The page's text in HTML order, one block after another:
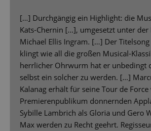
[…] Durchgängig ein Highlight: die
Kats-Chernin […], umgesetzt unter der
Michael Ellis Ingram. […] Der Titelsong
klingt wie all die großen Musical-
herrlicher Ohrwurm hat er unbedingt
selbst ein solcher zu werden. […]
Kalanag erhält für seine Tour de Force
Premierenpublikum donnernden
Sybille Lambrich als Gloria und Gero
Max werden zu Recht geehrt.